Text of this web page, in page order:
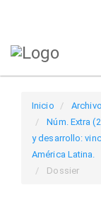
principal
Inicio
Núm. Extra
y desarrollo:
América Latina.
Dossier